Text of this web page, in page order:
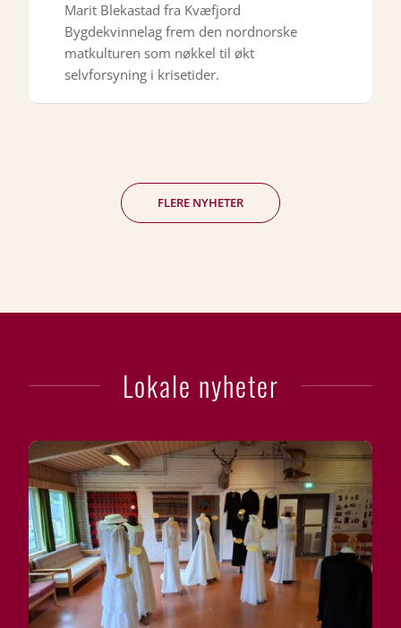
Marit Blekastad fra Kvæfjord
Bygdekvinnelag frem den nordnorske
matkulturen som nøkkel til økt
selvforsyning i krisetider.
FLERE NYHETER
Lokale nyheter